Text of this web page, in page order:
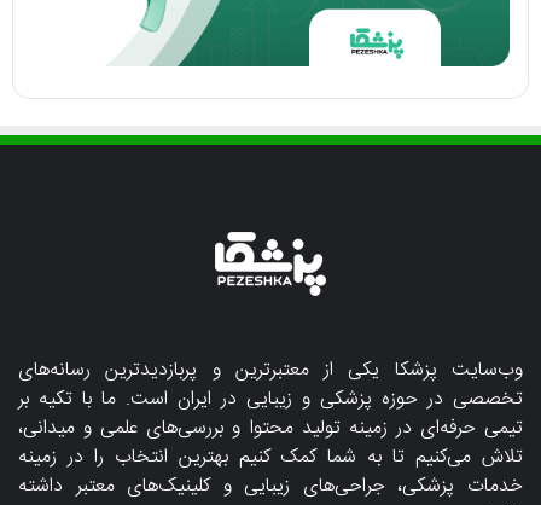
وب‌سایت پزشکا یکی از معتبرترین و پربازدیدترین رسانه‌های
تخصصی در حوزه پزشکی و زیبایی در ایران است. ما با تکیه بر
تیمی حرفه‌ای در زمینه تولید محتوا و بررسی‌های علمی و میدانی،
تلاش می‌کنیم تا به شما کمک کنیم بهترین انتخاب را در زمینه
خدمات پزشکی، جراحی‌های زیبایی و کلینیک‌های معتبر داشته